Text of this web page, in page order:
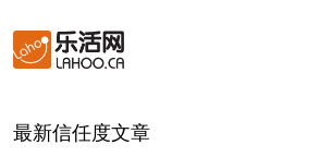
最新信任度文章